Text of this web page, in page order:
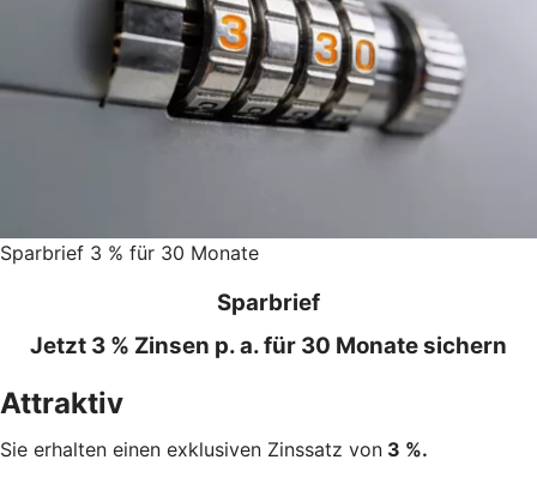
Sparbrief 3 % für 30 Monate
Sparbrief
Jetzt 3 % Zinsen p. a. für 30 Monate sichern
Attraktiv
Sie erhalten einen exklusiven Zinssatz von 3 %.